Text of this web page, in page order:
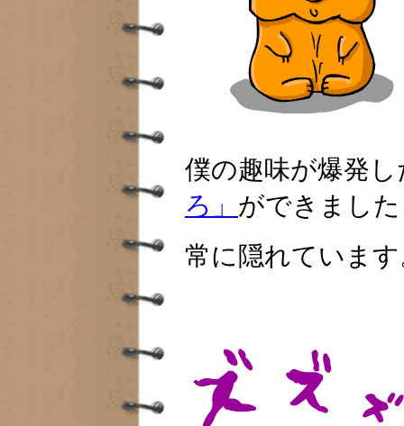
僕の趣味が爆発
ろ」 ができまし
常に隠れていま